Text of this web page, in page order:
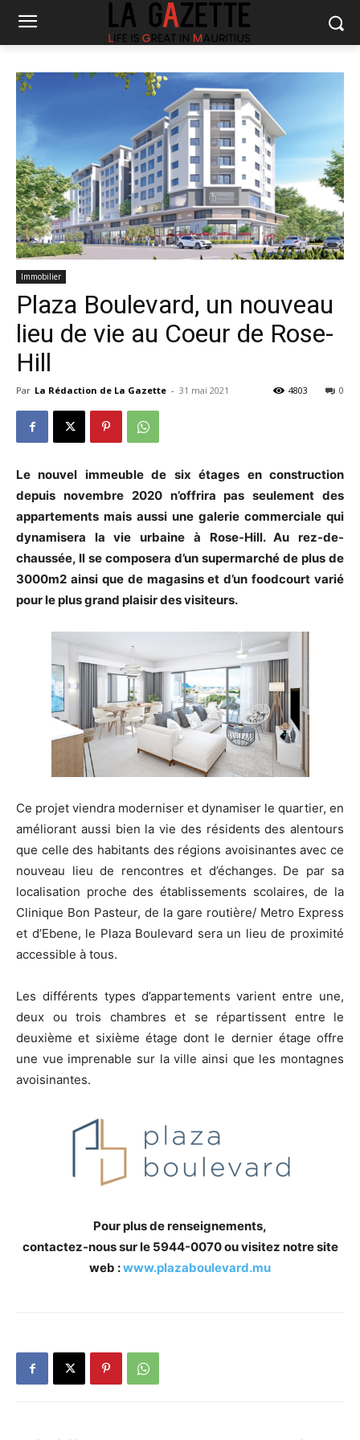
Immobilier
Plaza Boulevard, un nouveau
lieu de vie au Coeur de Rose-
Hill
Par La Rédaction de La Gazette - 31 mai 2021 0
4803
Le nouvel immeuble de six étages en construction
depuis novembre 2020 n’offrira pas seulement des
appartements mais aussi une galerie commerciale qui
dynamisera la vie urbaine à Rose-Hill. Au rez-de-
chaussée, Il se composera d’un supermarché de plus de
3000m2 ainsi que de magasins et d’un foodcourt varié
pour le plus grand plaisir des visiteurs.
Ce projet viendra moderniser et dynamiser le quartier, en
améliorant aussi bien la vie des résidents des alentours
que celle des habitants des régions avoisinantes avec ce
nouveau lieu de rencontres et d’échanges. De par sa
localisation proche des établissements scolaires, de la
Clinique Bon Pasteur, de la gare routière/ Metro Express
et d’Ebene, le Plaza Boulevard sera un lieu de proximité
accessible à tous.
Les différents types d’appartements varient entre une,
deux ou trois chambres et se répartissent entre le
deuxième et sixième étage dont le dernier étage offre
une vue imprenable sur la ville ainsi que les montagnes
avoisinantes.
Pour plus de renseignements,
contactez-nous sur le 5944-0070 ou visitez notre site
web :www.plazaboulevard.mu